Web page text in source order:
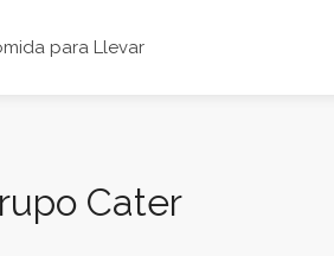
para Llevar
Cater